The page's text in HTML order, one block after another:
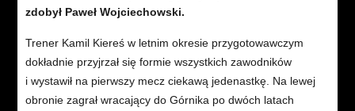
zdobył Paweł Wojciechowski.
Trener Kamil Kiereś w letnim okresie przygotowawczym
dokładnie przyjrzał się formie wszystkich zawodników
i wystawił na pierwszy mecz ciekawą jedenastkę. Na lewej
obronie zagrał wracający do Górnika po dwóch latach